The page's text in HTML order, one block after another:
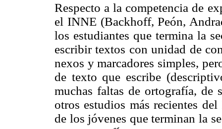
Respecto a la competencia de
el INNE (Backhoff, Peón,
los estudiantes que termina la
escribir textos con unidad de
nexos y marcadores simples,
de texto que escribe
muchas faltas de ortografía, de
otros estudios más recientes
de los jóvenes que terminan la